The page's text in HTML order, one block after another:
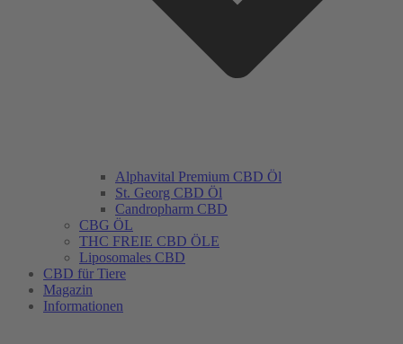
Alphavital Premium CBD Öl
St. Georg CBD Öl
Candropharm CBD
CBG ÖL
THC FREIE CBD ÖLE
Liposomales CBD
CBD für Tiere
Magazin
Informationen